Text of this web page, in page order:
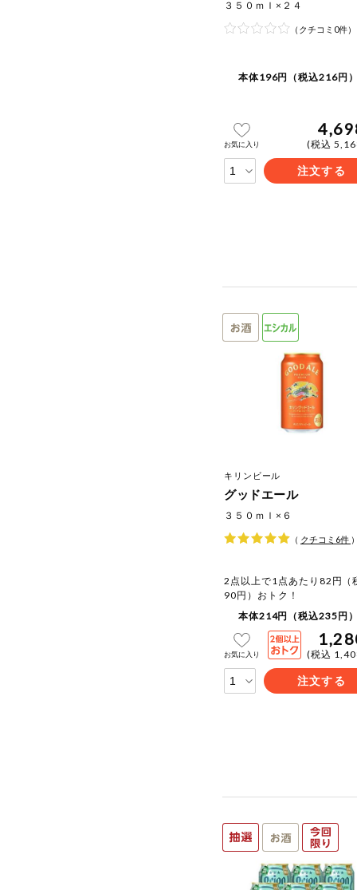
３５０ｍｌ×２４
（クチコミ0件）
本体196円（税込216円
お気に入り (税込
注文する
キリンビール
グッドエール
３５０ｍｌ×６
（ クチコミ 6件
2点以上で1点あたり82円（
90円）おトク！
本体214円（税込235円
お気に入り (税込
注文する